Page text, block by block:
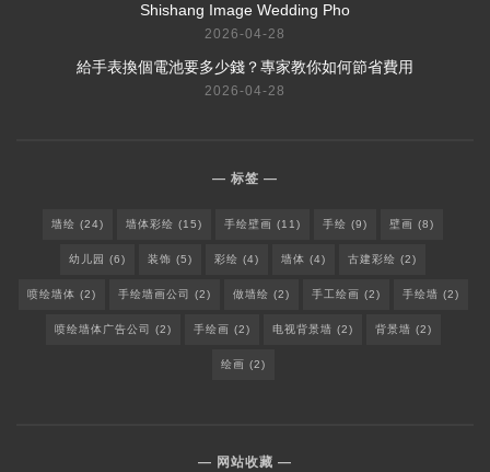
Shishang Image Wedding Pho
2026-04-28
給手表換個電池要多少錢？專家教你如何節省費用
2026-04-28
标签
墙绘 (24) 墙体彩绘 (15) 手绘壁画 (11) 手绘 (9) 壁画 (8)
幼儿园 (6) 装饰 (5) 彩绘 (4) 墙体 (4) 古建彩绘 (2)
喷绘墙体 (2) 手绘墙画公司 (2) 做墙绘 (2) 手工绘画 (2) 手绘墙 (2)
喷绘墙体广告公司 (2) 手绘画 (2) 电视背景墙 (2) 背景墙 (2)
绘画 (2)
网站收藏